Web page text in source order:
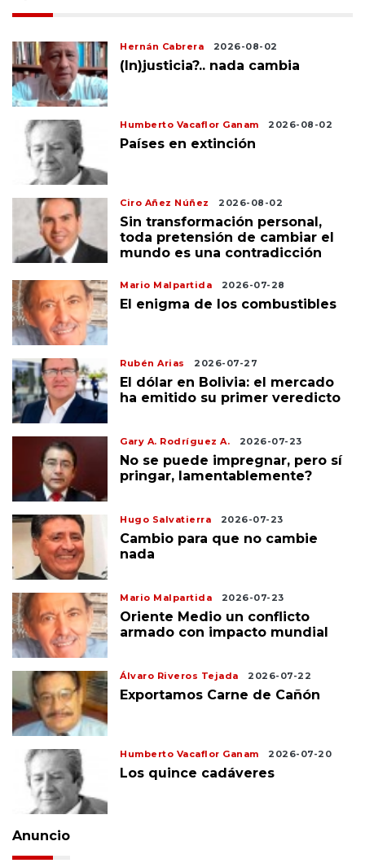
Hernán Cabrera 2026-08-02
(In)justicia?.. nada cambia
Humberto Vacaflor Ganam 2026-08-02
Países en extinción
Ciro Añez Núñez 2026-08-02
Sin transformación personal,
toda pretensión de cambiar el
mundo es una contradicción
Mario Malpartida 2026-07-28
El enigma de los combustibles
Rubén Arias 2026-07-27
El dólar en Bolivia: el mercado
ha emitido su primer veredicto
Gary A. Rodríguez A. 2026-07-23
No se puede impregnar, pero sí
pringar, lamentablemente?
Hugo Salvatierra 2026-07-23
Cambio para que no cambie
nada
Mario Malpartida 2026-07-23
Oriente Medio un conflicto
armado con impacto mundial
Álvaro Riveros Tejada 2026-07-22
Exportamos Carne de Cañón
Humberto Vacaflor Ganam 2026-07-20
Los quince cadáveres
Anuncio